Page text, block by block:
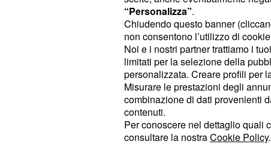
soprattutto con gli impegni di
Concentratevi su un compito alla
negativi che circolano sui social.
momento difficile nella vostra
incomprensioni latenti potrebbero
tensioni. Evitate reazioni impulsive
per riflettere prima di affrontare
siete single, potreste sentirvi
conoscenze ma non lasciatevi
“Personalizza”.
Chiudendo questo banner
non consentono l’utilizzo di
Noi e i nostri partner trattiamo i
limitati per la selezione della
personalizzata. Creare profili per
Misurare le prestazioni degli
combinazione di dati provenienti
contenuti.
Per conoscere nel dettaglio quali
consultare la nostraCookie Policy.